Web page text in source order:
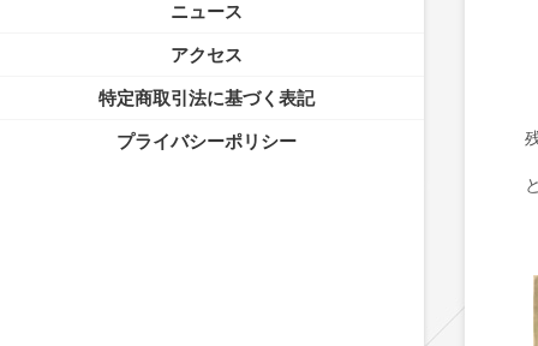
ニュース
アクセス
特定商取引法に基づく表記
プライバシーポリシー